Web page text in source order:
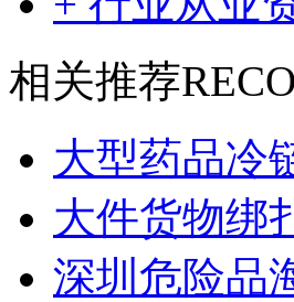
相关推荐
大型药品冷
大件货物绑
深圳危险品